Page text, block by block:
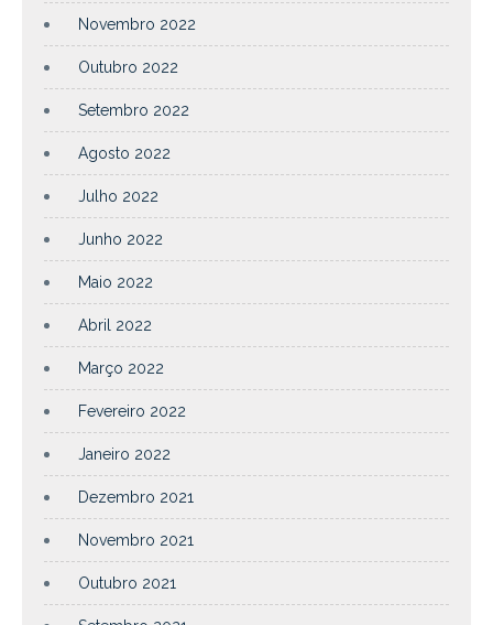
Novembro 2022
Outubro 2022
Setembro 2022
Agosto 2022
Julho 2022
Junho 2022
Maio 2022
Abril 2022
Março 2022
Fevereiro 2022
Janeiro 2022
Dezembro 2021
Novembro 2021
Outubro 2021